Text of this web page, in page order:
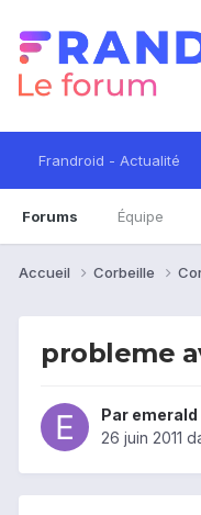
Frandroid - Actualité
Forums Équipe
Accueil Corbeille
probleme
Par emerald
26 juin 2011